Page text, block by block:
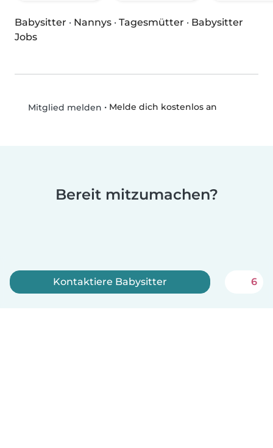
Babysitter · Nannys · Tagesmütter · Babysitter
Jobs
Mitglied melden • Melde dich kostenlos an
Bereit mitzumachen?
Kontaktiere Babysitter 6